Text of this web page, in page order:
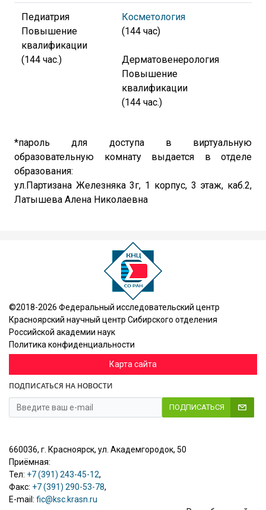
Педиатрия
Повышение
квалификации
(144 час.)
Косметология
(144 час)
Дерматовенерология
Повышение
квалификации
(144 час.)
*пароль для доступа в виртуальную
образовательную комнату выдается в отделе
образования:
ул.Партизана Железняка 3г, 1 корпус, 3 этаж, каб.2,
Латышева Алена Николаевна
©2018-2026 Федеральный исследовательский центр
Красноярский научный центр Сибирского отделения
Российской академии наук
Политика конфиденциальности
Карта сайта
ПОДПИСАТЬСЯ НА НОВОСТИ
ПОДПИСАТЬСЯ
660036, г. Красноярск, ул. Академгородок, 50
Приёмная:
Тел: +7 (391) 243-45-12,
Факс: +7 (391) 290-53-78,
E-mail: fic@ksc.krasn.ru